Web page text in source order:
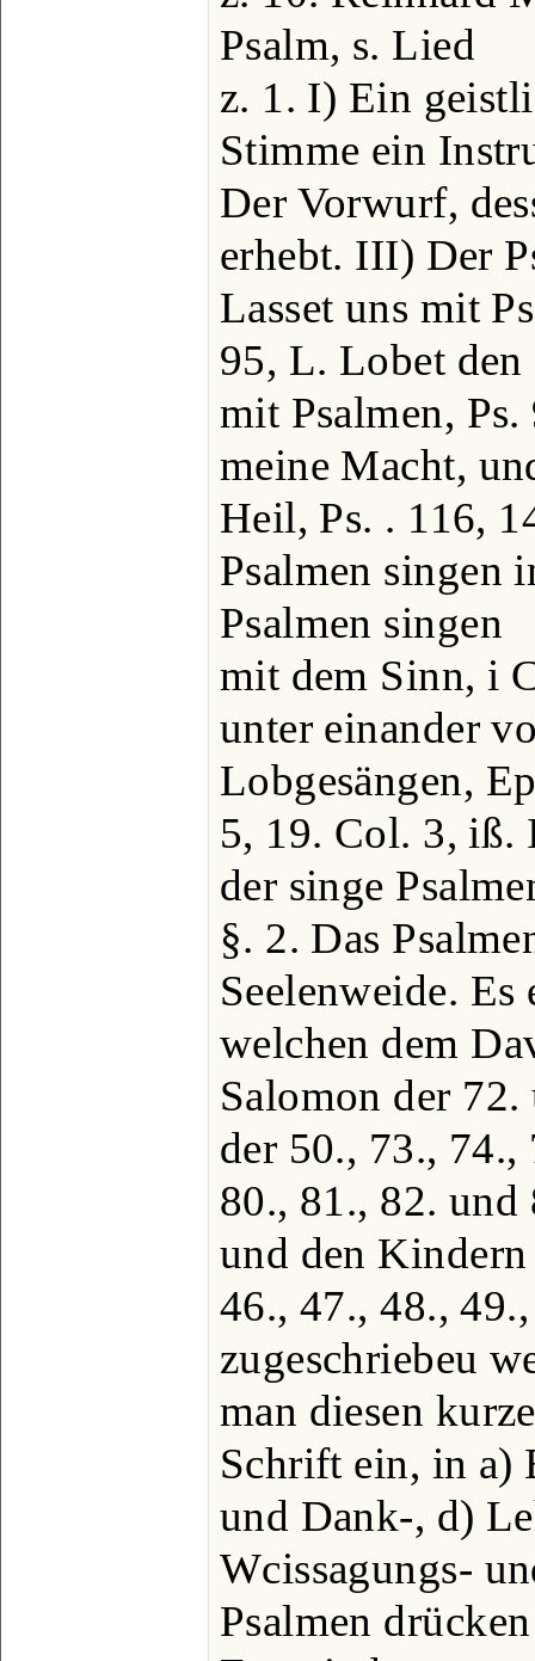
Psalm, s. Lied
z. 1. I) Ein
Stimme ein
Der Vorwurf,
erhebt. III) Der
Lasset uns mit
95, L. Lobet
mit Psalmen,
meine Macht,
Heil, Ps. . 116,
Psalmen singen
Psalmen singen
mit dem Sinn, i
unter einander
Lobgesängen,
5, 19. Col. 3, iß.
der singe
§. 2. Das
Seelenweide.
welchen dem
Salomon der
der 50., 73.,
80., 81., 82. und
und den
46., 47., 48.,
zugeschriebeu
man diesen
Schrift ein, in a)
und Dank-, d)
Wcissagungs-
Psalmen